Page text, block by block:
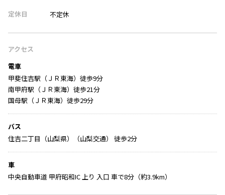
定休日 不定休
アクセス
電車
甲斐住吉駅（ＪＲ東海）徒歩9分
南甲府駅（ＪＲ東海）徒歩21分
国母駅（ＪＲ東海）徒歩29分
バス
住吉二丁目（山梨県）（山梨交通） 徒歩2分
車
中央自動車道 甲府昭和IC 上り 入口 車で8分（約3.9km）